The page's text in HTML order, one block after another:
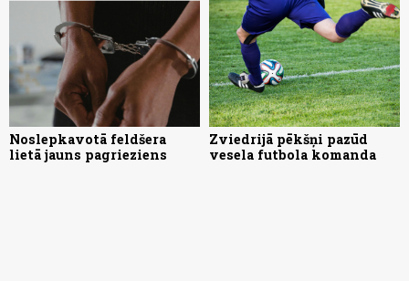
Noslepkavotā feldšera
lietā jauns pagrieziens
Zviedrijā pēkšņi pazūd
vesela futbola komanda